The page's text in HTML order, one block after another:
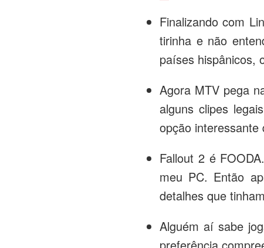
Finalizando com
tirinha e não
países hispânicos,
Agora MTV pega
alguns clipes
opção
Fallout 2 é
meu PC. Então
detalhes que
Alguém aí sabe